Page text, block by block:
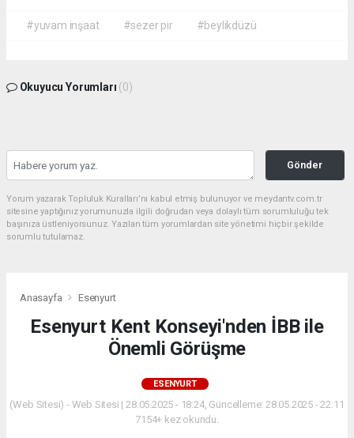
#yuvam inşaat #sezer pir #beylikdüzü
Okuyucu Yorumları (0)
Gönder
Yorum yazarak Topluluk Kuralları’nı kabul etmiş bulunuyor ve meydantv.com.tr
sitesine yaptığınız yorumunuzla ilgili doğrudan veya dolaylı tüm sorumluluğu tek
başınıza üstleniyorsunuz. Yazılan tüm yorumlardan site yönetimi hiçbir şekilde
sorumlu tutulamaz.
Anasayfa Esenyurt
Esenyurt Kent Konseyi'nden İBB ile
Önemli Görüşme
ESENYURT
(Web Sitesi) - Web Sitesi | 28.05.2025 - 18:24, Güncelleme: 28.05.2025 - 22:11
7154+ kez okundu.